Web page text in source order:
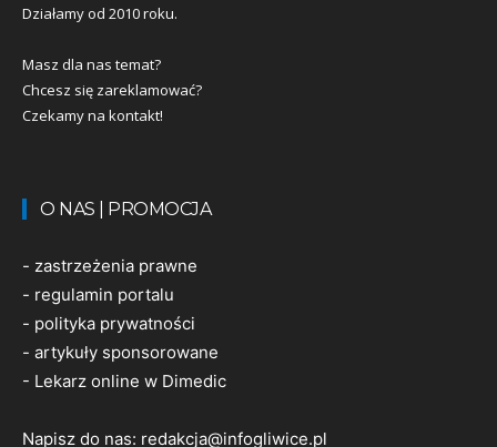
Działamy od 2010 roku.
Masz dla nas temat?
Chcesz się zareklamować?
Czekamy na kontakt!
O NAS | PROMOCJA
- zastrzeżenia prawne
- regulamin portalu
- polityka prywatności
- artykuły sponsorowane
- Lekarz online w Dimedic
Napisz do nas: redakcja@infogliwice.pl